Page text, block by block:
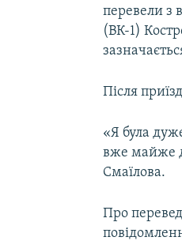
перевели з
(ВК-1)
Після
«Я була
вже майже
Смаїлова.
Про